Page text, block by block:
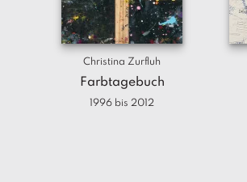
Christina Zurfluh
Farbtagebuch
1996 bis 2012